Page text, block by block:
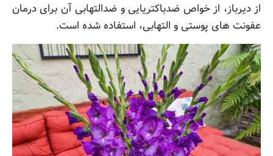
از دیرباز، از خواص ضدباکتریایی و ضدالتهابی آن برای درمان
عفونت های پوستی و التهابی، استفاده شده است.